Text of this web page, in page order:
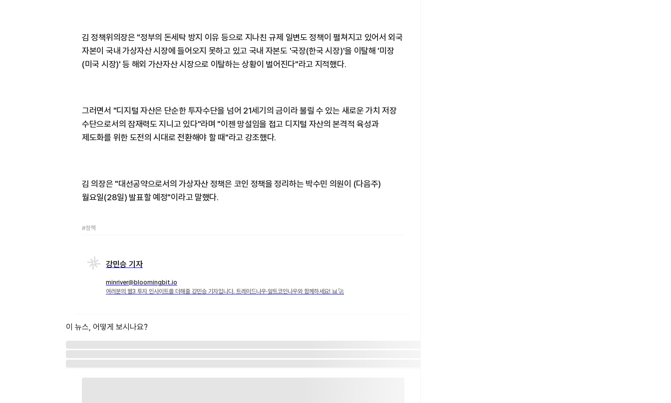
김 정책위의장은 "정부의 돈세탁 방지 이유 등으로 지나친 규제 일변도 정책이 펼쳐지고 있어서 외국
자본이 국내 가상자산 시장에 들어오지 못하고 있고 국내 자본도 '국장(한국 시장)'을 이탈해 '미장
(미국 시장)' 등 해외 가산자산 시장으로 이탈하는 상황이 벌어진다"라고 지적했다.
그러면서 "디지털 자산은 단순한 투자수단을 넘어 21세기의 금이라 불릴 수 있는 새로운 가치 저장
수단으로서의 잠재력도 지니고 있다"라며 "이젠 망설임을 접고 디지털 자산의 본격적 육성과
제도화를 위한 도전의 시대로 전환해야 할 때"라고 강조했다.
김 의장은 "대선공약으로서의 가상자산 정책은 코인 정책을 정리하는 박수민 의원이 (다음주)
월요일(28일) 발표할 예정"이라고 말했다.
#정책
강민승 기자
minriver@bloomingbit.io
여러분의 웹3 투자 인사이트를 더해줄 강민승 기자입니다. 트레이드나우·알트코인나우와 함께하세요! 📊🚀
이 뉴스, 어떻게 보시나요?